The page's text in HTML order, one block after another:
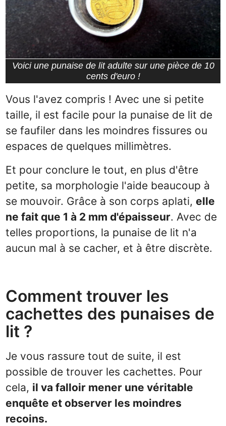
Voici une punaise de lit adulte sur une pièce de 10
cents d'euro !
Vous l'avez compris ! Avec une si petite
taille, il est facile pour la punaise de lit de
se faufiler dans les moindres fissures ou
espaces de quelques millimètres.
Et pour conclure le tout, en plus d'être
petite, sa morphologie l'aide beaucoup à
se mouvoir. Grâce à son corps aplati,elle
ne fait que 1 à 2 mm d'épaisseur. Avec de
telles proportions, la punaise de lit n'a
aucun mal à se cacher, et à être discrète.
Comment trouver les
cachettes des punaises de
lit ?
Je vous rassure tout de suite, il est
possible de trouver les cachettes. Pour
cela, il va falloir mener une véritable
enquête et observer les moindres
recoins.